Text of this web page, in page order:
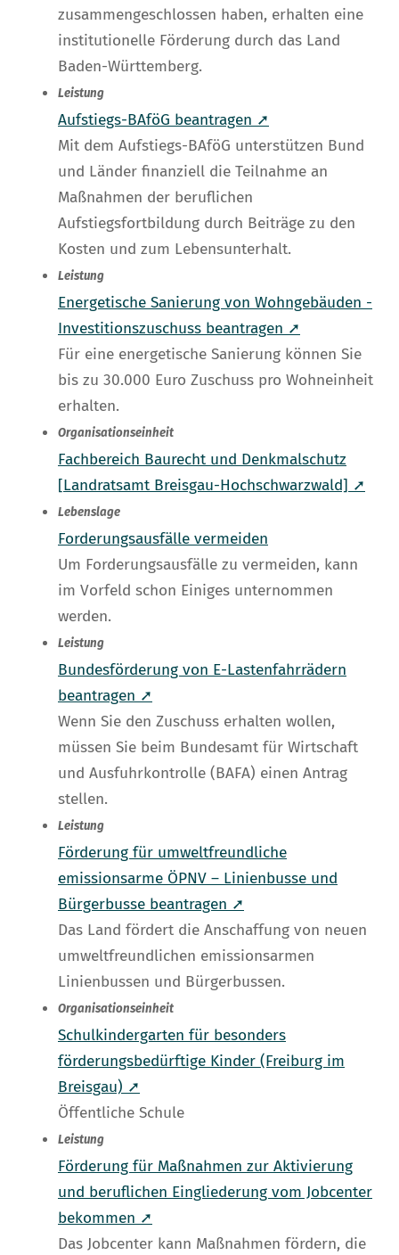
zusammengeschlossen haben, erhalten eine
institutionelle Förderung durch das Land
Baden-Württemberg.
Leistung
Aufstiegs-BAföG beantragen ➚
Mit dem Aufstiegs-BAföG unterstützen Bund
und Länder finanziell die Teilnahme an
Maßnahmen der beruflichen
Aufstiegsfortbildung durch Beiträge zu den
Kosten und zum Lebensunterhalt.
Leistung
Energetische Sanierung von Wohngebäuden -
Investitionszuschuss beantragen ➚
Für eine energetische Sanierung können Sie
bis zu 30.000 Euro Zuschuss pro Wohneinheit
erhalten.
Organisationseinheit
Fachbereich Baurecht und Denkmalschutz
[Landratsamt Breisgau-Hochschwarzwald] ➚
Lebenslage
Forderungsausfälle vermeiden
Um Forderungsausfälle zu vermeiden, kann
im Vorfeld schon Einiges unternommen
werden.
Leistung
Bundesförderung von E-Lastenfahrrädern
beantragen ➚
Wenn Sie den Zuschuss erhalten wollen,
müssen Sie beim Bundesamt für Wirtschaft
und Ausfuhrkontrolle (BAFA) einen Antrag
stellen.
Leistung
Förderung für umweltfreundliche
emissionsarme ÖPNV – Linienbusse und
Bürgerbusse beantragen ➚
Das Land fördert die Anschaffung von neuen
umweltfreundlichen emissionsarmen
Linienbussen und Bürgerbussen.
Organisationseinheit
Schulkindergarten für besonders
förderungsbedürftige Kinder (Freiburg im
Breisgau) ➚
Öffentliche Schule
Leistung
Förderung für Maßnahmen zur Aktivierung
und beruflichen Eingliederung vom Jobcenter
bekommen ➚
Das Jobcenter kann Maßnahmen fördern, die